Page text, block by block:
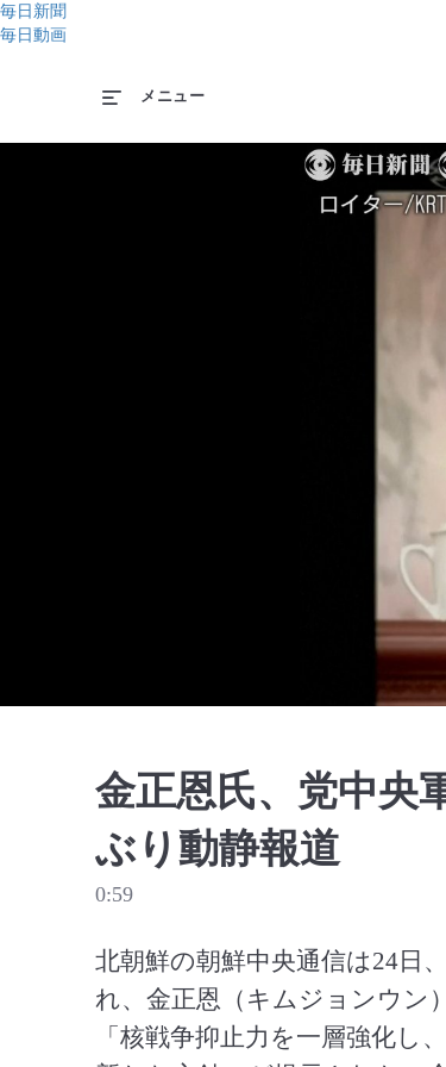
毎日新聞
毎日動画
メニュー
金正恩氏、党中央
ぶり動静報道
0:59
北朝鮮の朝鮮中央通信は24日
れ、金正恩（キムジョンウン
「核戦争抑止力を一層強化し